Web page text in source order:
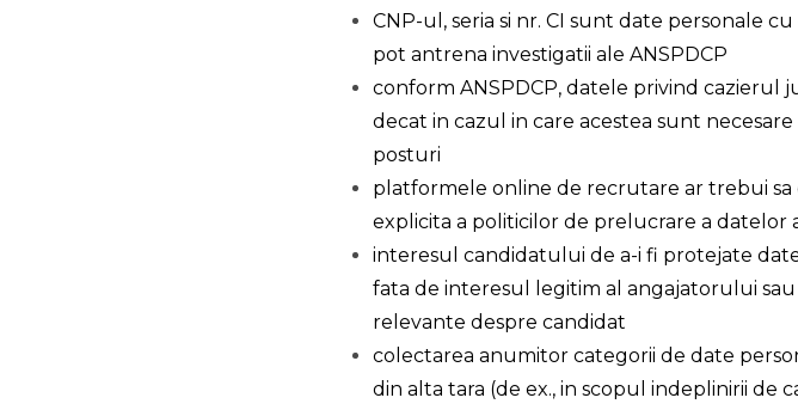
CNP-ul, seria si nr. CI sunt date personale
pot antrena investigatii ale ANSPDCP
conform ANSPDCP, datele privind cazierul
decat in cazul in care acestea sunt
posturi
platformele online de recrutare ar trebui
explicita a politicilor de prelucrare a datelor
interesul candidatului de a-i fi protejate
fata de interesul legitim al angajatorului
relevante despre candidat
colectarea anumitor categorii de date
din alta tara (de ex., in scopul indeplinirii de